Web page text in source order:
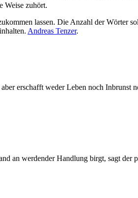
Weise zuhört.
lassen. Die Anzahl der Wörter
Andreas Tenzer.
erschafft weder Leben noch Inbrunst
an werdender Handlung birgt, sagt der